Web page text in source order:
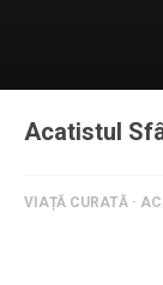
Acatistul
VIAȚĂ CURATĂ ·